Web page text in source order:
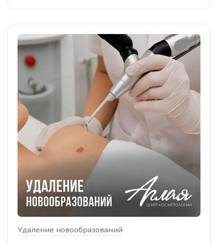
Удаление новообразований